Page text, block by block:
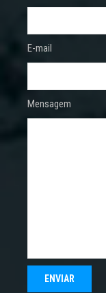
E-mail
Mensagem